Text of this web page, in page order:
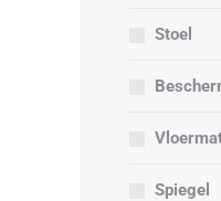
Stoel
Spiegel